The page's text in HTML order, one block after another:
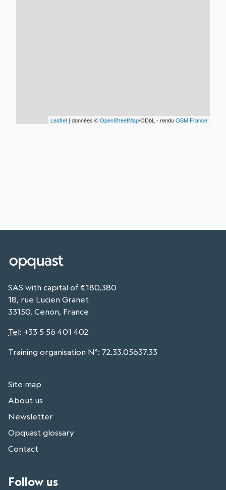
Leaflet | données ©OpenStreetMap/ODbL - renduOSM France
SAS with capital of €180,380
18, rue Lucien Granet
33150, Cenon, France
Tel: +33 5 56 401 402
Training organisation N°: 72.33.05637.33
Site map
About us
Newsletter
Opquast glossary
Contact
Follow us